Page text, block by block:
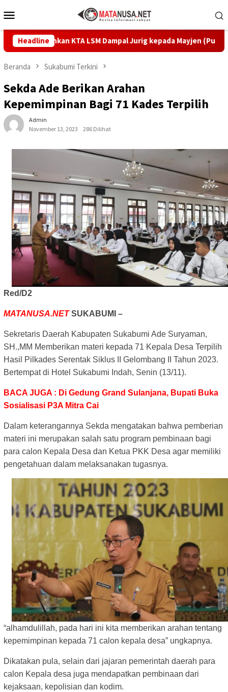
ke
Mobile
HeadlineKTA LSM Dampal Jurig kepada Mayjen (Purn) Tatang
Beranda Sukabumi Terkini
Sekda Ade Berikan Arahan
Kepemimpinan Bagi 71 Kades Terpilih
Admin
November 13, 2023
286 Dilihat
Red/D2
MATANUSA.NETSUKABUMI –
Sekretaris Daerah Kabupaten Sukabumi Ade Suryaman,
SH.,MM Memberikan materi kepada 71 Kepala Desa Terpilih
Hasil Pilkades Serentak Siklus II Gelombang II Tahun 2023.
Bertempat di Hotel Sukabumi Indah, Senin (13/11).
BACA JUGA : Di Gedung Grand Sulanjana, Bupati Buka
Sosialisasi P3A Mitra Cai
Dalam keterangannya Sekda mengatakan bahwa pemberian
materi ini merupakan salah satu program pembinaan bagi
para calon Kepala Desa dan Ketua PKK Desa agar memiliki
pengetahuan dalam melaksanakan tugasnya.
“alhamdulillah, pada hari ini kita memberikan arahan tentang
kepemimpinan kepada 71 calon kepala desa” ungkapnya.
Dikatakan pula, selain dari jajaran pemerintah daerah para
calon Kepala desa juga mendapatkan pembinaan dari
kejaksaan, kepolisian dan kodim.